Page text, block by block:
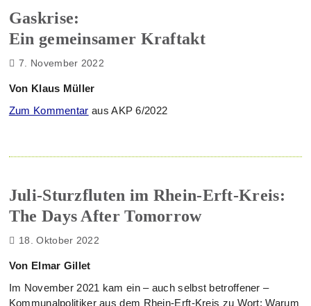
Gaskrise:
Ein gemeinsamer Kraftakt
7. November 2022
Von Klaus Müller
Zum Kommentar aus AKP 6/2022
Juli-Sturzfluten im Rhein-Erft-Kreis:
The Days After Tomorrow
18. Oktober 2022
Von Elmar Gillet
Im November 2021 kam ein – auch selbst betroffener –
Kommunalpolitiker aus dem Rhein-Erft-Kreis zu Wort: Warum